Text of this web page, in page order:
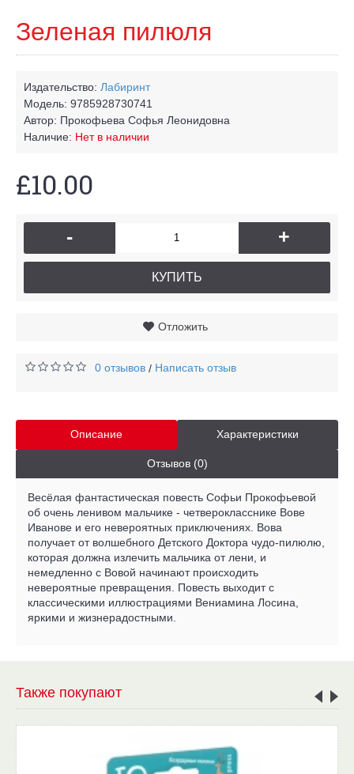
Зеленая пилюля
Издательство: Лабиринт
Модель: 9785928730741
Автор: Прокофьева Софья Леонидовна
Наличие: Нет в наличии
£10.00
- +
КУПИТЬ
Отложить
0 отзывов / Написать отзыв
Описание Характеристики
Отзывов (0)
Весёлая фантастическая повесть Софьи Прокофьевой
об очень ленивом мальчике - четверокласснике Вове
Иванове и его невероятных приключениях. Вова
получает от волшебного Детского Доктора чудо-пилюлю,
которая должна излечить мальчика от лени, и
немедленно с Вовой начинают происходить
невероятные превращения. Повесть выходит с
классическими иллюстрациями Вениамина Лосина,
яркими и жизнерадостными.
Также покупают